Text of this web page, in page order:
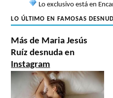
Lo exclusivo está en
LO ÚLTIMO EN FAMOSAS
Más de Maria Jesús
Ruíz desnuda en
Instagram